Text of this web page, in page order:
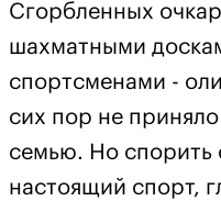
Сгорбленных
шахматными
спортсменами -
сих пор не
семью. Но спорить
настоящий спорт,